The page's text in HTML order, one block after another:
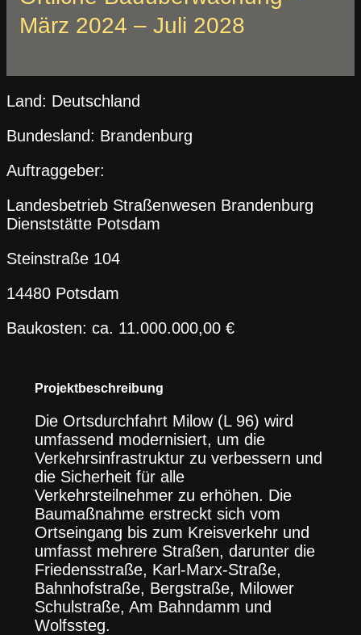
März 2024 – Juli 2028
Land: Deutschland
Bundesland: Brandenburg
Auftraggeber:
Landesbetrieb Straßenwesen Brandenburg
Dienststätte Potsdam
Steinstraße 104
14480 Potsdam
Baukosten: ca. 11.000.000,00 €
Projektbeschreibung
Die Ortsdurchfahrt Milow (L 96) wird
umfassend modernisiert, um die
Verkehrsinfrastruktur zu verbessern und
die Sicherheit für alle
Verkehrsteilnehmer zu erhöhen. Die
Baumaßnahme erstreckt sich vom
Ortseingang bis zum Kreisverkehr und
umfasst mehrere Straßen, darunter die
Friedensstraße, Karl-Marx-Straße,
Bahnhofstraße, Bergstraße, Milower
Schulstraße, Am Bahndamm und
Wolfssteg.